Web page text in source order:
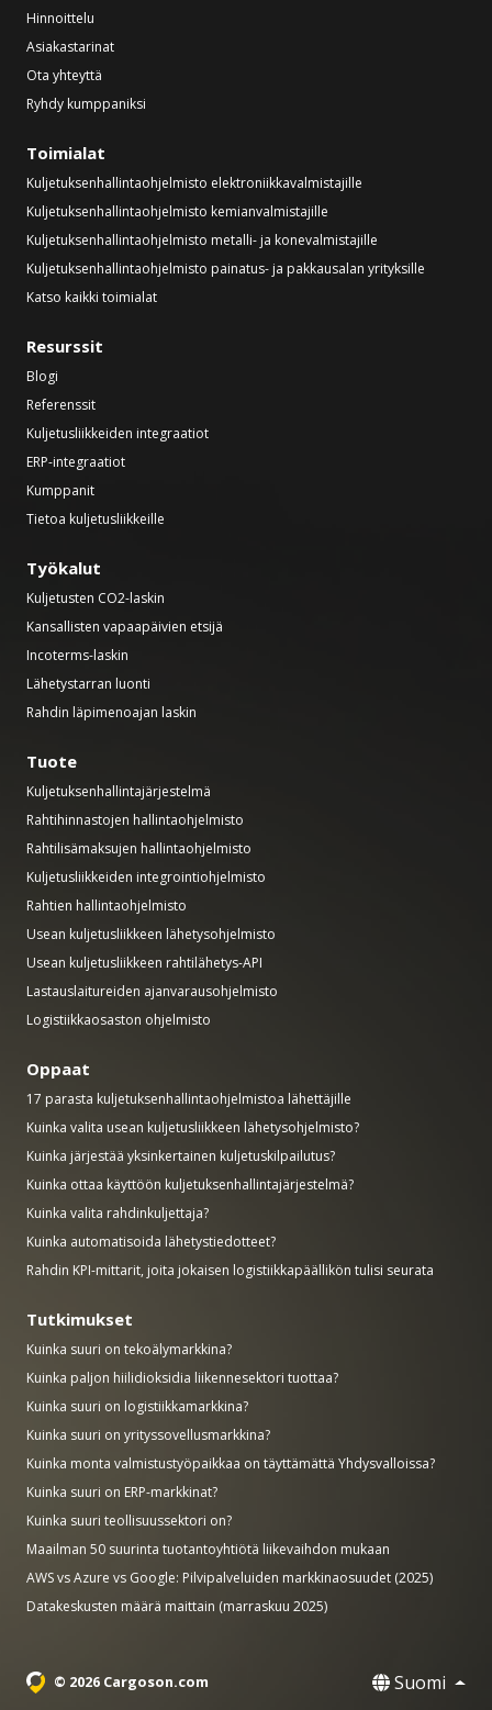
Hinnoittelu
Asiakastarinat
Ota yhteyttä
Ryhdy kumppaniksi
Toimialat
Kuljetuksenhallintaohjelmisto elektroniikkavalmistajille
Kuljetuksenhallintaohjelmisto kemianvalmistajille
Kuljetuksenhallintaohjelmisto metalli- ja konevalmistajille
Kuljetuksenhallintaohjelmisto painatus- ja pakkausalan yrityksille
Katso kaikki toimialat
Resurssit
Blogi
Referenssit
Kuljetusliikkeiden integraatiot
ERP-integraatiot
Kumppanit
Tietoa kuljetusliikkeille
Työkalut
Kuljetusten CO2-laskin
Kansallisten vapaapäivien etsijä
Incoterms-laskin
Lähetystarran luonti
Rahdin läpimenoajan laskin
Tuote
Kuljetuksenhallintajärjestelmä
Rahtihinnastojen hallintaohjelmisto
Rahtilisämaksujen hallintaohjelmisto
Kuljetusliikkeiden integrointiohjelmisto
Rahtien hallintaohjelmisto
Usean kuljetusliikkeen lähetysohjelmisto
Usean kuljetusliikkeen rahtilähetys-API
Lastauslaitureiden ajanvarausohjelmisto
Logistiikkaosaston ohjelmisto
Oppaat
17 parasta kuljetuksenhallintaohjelmistoa lähettäjille
Kuinka valita usean kuljetusliikkeen lähetysohjelmisto?
Kuinka järjestää yksinkertainen kuljetuskilpailutus?
Kuinka ottaa käyttöön kuljetuksenhallintajärjestelmä?
Kuinka valita rahdinkuljettaja?
Kuinka automatisoida lähetystiedotteet?
Rahdin KPI-mittarit, joita jokaisen logistiikkapäällikön tulisi seurata
Tutkimukset
Kuinka suuri on tekoälymarkkina?
Kuinka paljon hiilidioksidia liikennesektori tuottaa?
Kuinka suuri on logistiikkamarkkina?
Kuinka suuri on yrityssovellusmarkkina?
Kuinka monta valmistustyöpaikkaa on täyttämättä Yhdysvalloissa?
Kuinka suuri on ERP-markkinat?
Kuinka suuri teollisuussektori on?
Maailman 50 suurinta tuotantoyhtiötä liikevaihdon mukaan
AWS vs Azure vs Google: Pilvipalveluiden markkinaosuudet (2025)
Datakeskusten määrä maittain (marraskuu 2025)
© 2026 Cargoson.com Suomi